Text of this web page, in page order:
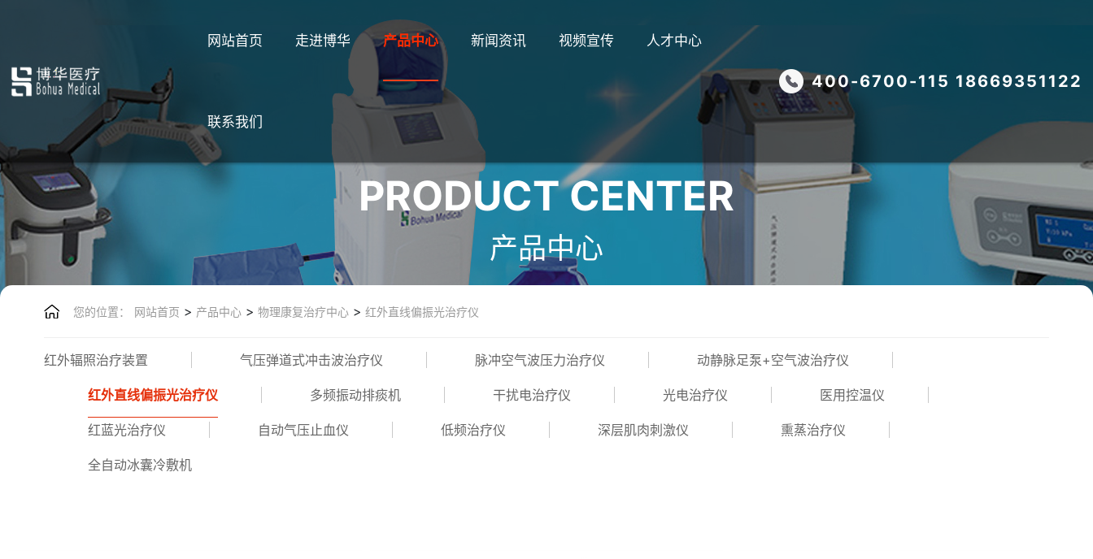
网站首页 走进博华 产品中心 新闻资讯 视频宣传 人才中心
联系我们
400-6700-115 18669351122
PRODUCT CENTER
产品中心
您的位置： 网站首页 > 产品中心 > 物理康复治疗中心 > 红外直线偏振光治疗仪
红外辐照治疗装置 气压弹道式冲击波治疗仪 脉冲空气波压力治疗仪 动静脉足泵+空气波治疗仪
红外直线偏振光治疗仪 多频振动排痰机 干扰电治疗仪 光电治疗仪 医用控温仪
红蓝光治疗仪 自动气压止血仪 低频治疗仪 深层肌肉刺激仪 熏蒸治疗仪
全自动冰囊冷敷机